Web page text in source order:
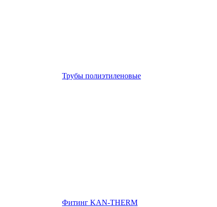
Трубы полиэтиленовые
Фитинг KAN-THERM